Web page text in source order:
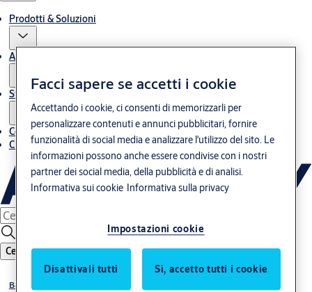
Prodotti & Soluzioni
Assistenza post-vendita
Storie
Contatti
Chi siamo
Cerca
Baie di carico
Facci sapere se accetti i cookie
Accettando i cookie, ci consenti di memorizzarli per
personalizzare contenuti e annunci pubblicitari, fornire
funzionalità di social media e analizzare l'utilizzo del sito. Le
informazioni possono anche essere condivise con i nostri
partner dei social media, della pubblicità e di analisi.
Informativa sui cookie Informativa sulla privacy
Impostazioni cookie
Disattivali tutti Sì, accetto tutti i cookie